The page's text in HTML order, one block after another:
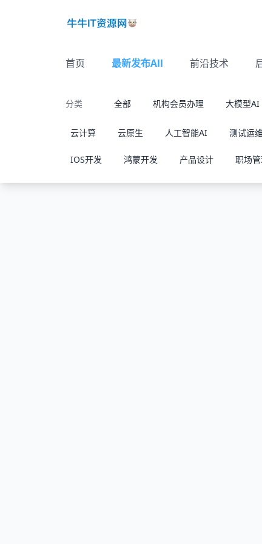
首页 最新发布All 前沿技术
分类 全部 机构会员办理 大模型AI
云计算 云原生 人工智能AI 测试运
IOS开发 鸿蒙开发 产品设计 职场